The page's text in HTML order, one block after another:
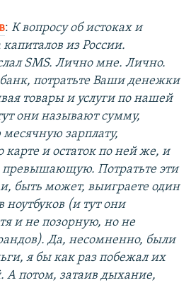
: К вопросу об истоках и
из России.
SMS. Лично мне. Лично.
потратьте Ваши денежки
товары и услуги по нашей
они называют сумму,
зарплату,
и остаток по ней же, и
превышающую. Потратьте эти
быть может, выиграете один
ноутбуков (и тут они
и не позорную, но не
Да, несомненно, были
я бы как раз побежал их
А потом, затаив дыхание,